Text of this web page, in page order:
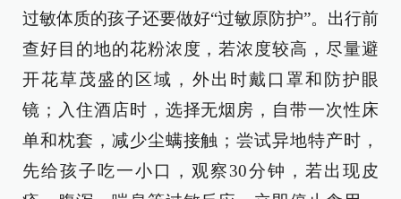
过敏体质的孩子还要做好“过敏原防护”。出行前
查好目的地的花粉浓度，若浓度较高，尽量避
开花草茂盛的区域，外出时戴口罩和防护眼
镜；入住酒店时，选择无烟房，自带一次性床
单和枕套，减少尘螨接触；尝试异地特产时，
先给孩子吃一小口，观察30分钟，若出现皮